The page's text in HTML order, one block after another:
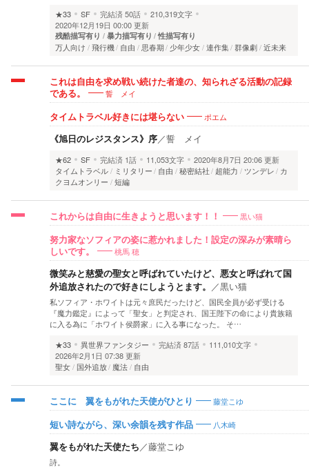
★33
SF 完結済50話
210,319文字
2020年12月19日 00:00 更新
残酷描写有り 暴力描写有り 性描写有り
万人向け 飛行機 自由 思春期 少年少女 連作集 群像劇 近未来
これは自由を求め戦い続けた者達の、知られざる活動の記録
である。
誓 メイ
タイムトラベル好きには堪らない ポエム
《旭日のレジスタンス》序／誓 メイ
★62 SF 完結済 1話 11,053文字
2020年8月7日 20:06 更新
タイムトラベル
ミリタリー 自由 秘密結社 超能力 ツンデレ
カ
クヨムオンリー
短編
これからは自由に生きようと思います！！ 黒い猫
努力家なソフィアの姿に惹かれました！設定の深みが素晴ら
しいです。
桃馬 穂
微笑みと慈愛の聖女と呼ばれていたけど、悪女と呼ばれて国
外追放されたので好きにしようとます。 ／黒い猫
私ソフィア・ホワイトは元々庶民だったけど、国民全員が必ず受ける
『魔力鑑定』によって「聖女」と判定され、国王陛下の命により貴族籍
に入る為に「ホワイト侯爵家」に入る事になった。 そ…
★33
異世界ファンタジー 完結済87話
111,010文字
2026年2月1日 07:38 更新
聖女
国外追放 魔法 自由
ここに 翼をもがれた天使がひとり 藤堂こゆ
短い詩ながら、深い余韻を残す作品 八木崎
翼をもがれた天使たち ／藤堂こゆ
詩。